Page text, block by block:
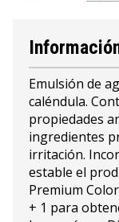
Emulsión de
caléndula.
propiedades
ingredientes
irritación.
estable el
Premium
+ 1 para